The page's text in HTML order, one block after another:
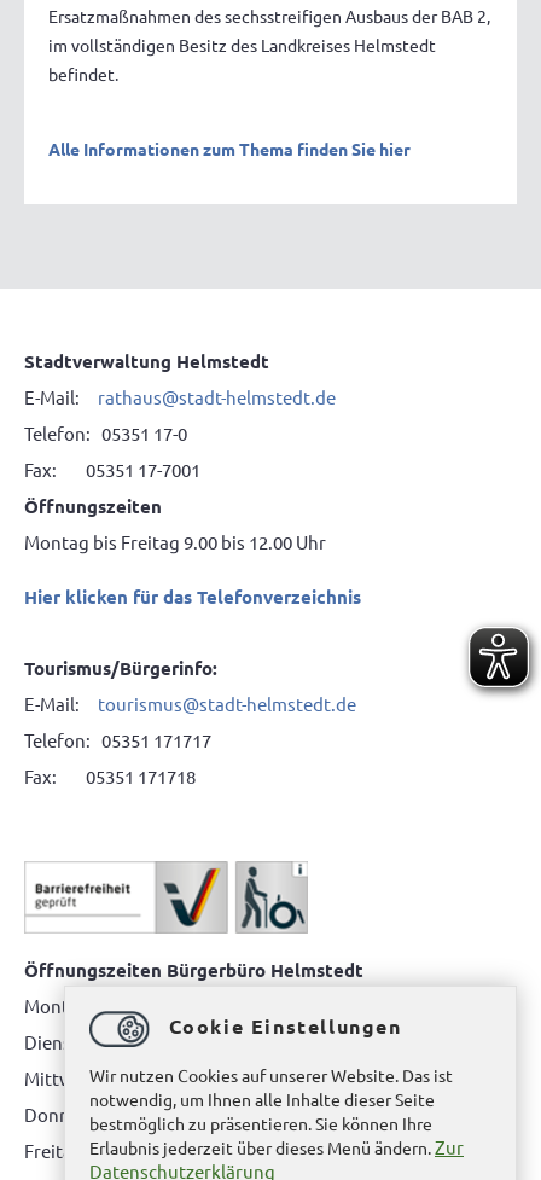
Ersatzmaßnahmen des sechsstreifigen Ausbaus der BAB 2,
im vollständigen Besitz des Landkreises Helmstedt
befindet.
Alle Informationen zum Thema finden Sie hier
Stadtverwaltung Helmstedt
E-Mail: rathaus@stadt-helmstedt.de
Telefon: 05351 17-0
Fax: 05351 17-7001
Öffnungszeiten
Montag bis Freitag 9.00 bis 12.00 Uhr
Hier klicken für das Telefonverzeichnis
Tourismus/Bürgerinfo:
E-Mail: tourismus@stadt-helmstedt.de
Telefon: 05351 171717
Fax: 05351 171718
Öffnungszeiten Bürgerbüro Helmstedt
Montag: 08.00 bis 12.00 Uhr
Dienstag: 08.00 bis 12.00 Uhr & 15.00 Uhr bis 17.00 Uhr
Mittwoch: nur nach Terminvereinbarung
Donnerstag: 08.00 bis 12.00 Uhr & 14.00 Uhr bis 16.00 Uhr
Freitag: nur nach Terminvereinbarung
Cookie Einstellungen
Wir nutzen Cookies auf unserer Website. Das ist
notwendig, um Ihnen alle Inhalte dieser Seite
bestmöglich zu präsentieren. Sie können Ihre
Erlaubnis jederzeit über dieses Menü ändern.Zur
Datenschutzerklärung